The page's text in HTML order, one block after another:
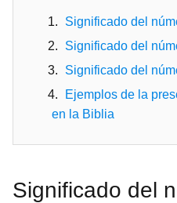
Significado del
Significado del
Significado del
Ejemplos de la
en la Biblia
Significado del